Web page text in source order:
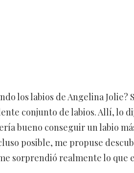
los labios de Angelina Jolie?
conjunto de labios. Allí, lo
bueno conseguir un labio
posible, me propuse
sorprendió realmente lo que